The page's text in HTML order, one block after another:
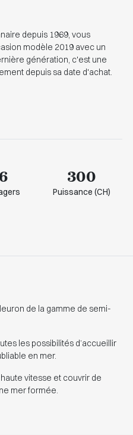
depuis 1969, vous
modèle 2019 avec un
génération, c'est une
depuis sa date d'achat.
300
Puissance (CH)
de la gamme de semi-
les possibilités d’accueillir
en mer.
vitesse et couvrir de
mer formée.